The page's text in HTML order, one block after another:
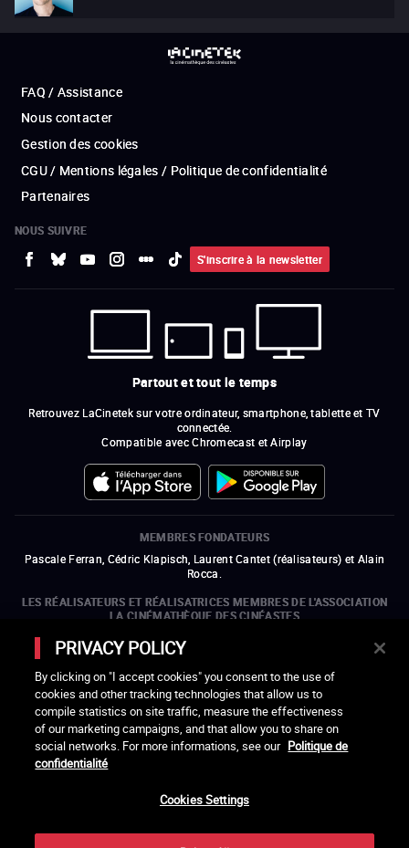
FAQ / Assistance
Nous contacter
Gestion des cookies
CGU / Mentions légales / Politique de confidentialité
Partenaires
NOUS SUIVRE
S'inscrire à la newsletter
Partout et tout le temps
Retrouvez LaCinetek sur votre ordinateur, smartphone, tablette et TV
connectée.
Compatible avec Chromecast et Airplay
MEMBRES FONDATEURS
Pascale Ferran, Cédric Klapisch, Laurent Cantet (réalisateurs) et Alain
Rocca.
LES RÉALISATEURS ET RÉALISATRICES MEMBRES DE L'ASSOCIATION
LA CINÉMATHÈQUE DES CINÉASTES
Olivier Assayas, Bertrand Bonello, Michel Hazanavicius (représentant de
l'ARP), Rebecca Zlotowski et Mikael Buch (représentant de la SRF)
LES ORGANISMES MEMBRES DE L'ASSOCIATION LA CINÉMATHÈQUE
DES CINÉASTES
PRIVACY POLICY
By clicking on "I accept cookies" you consent to the use of
cookies and other tracking technologies that allow us to
compile statistics on site traffic, measure the effectiveness
of our marketing campaigns, and that allow you to share on
social networks. For more informations, see our Politique de
confidentialité
Cookies Settings